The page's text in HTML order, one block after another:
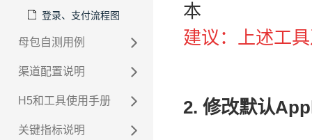
登录、支付流程图
母包自测用例
渠道配置说明
H5和工具使用手册
关键指标说明
本
建议：上述工
2. 修改默认